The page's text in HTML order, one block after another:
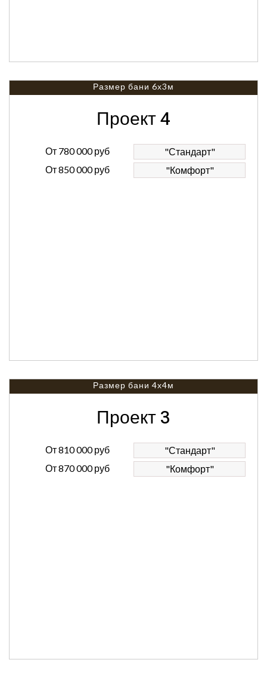
Размер бани 6х3м
Проект 4
От 780 000 руб
"Стандарт"
От850 000 руб "Комфорт"
Размер бани 4х4м
Проект 3
От810 000 руб
"Стандарт"
От870 000 руб "Комфорт"